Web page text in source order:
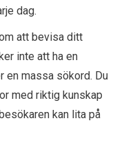
dag.
att bevisa ditt
inte att ha en
en massa sökord. Du
med riktig kunskap
kan lita på